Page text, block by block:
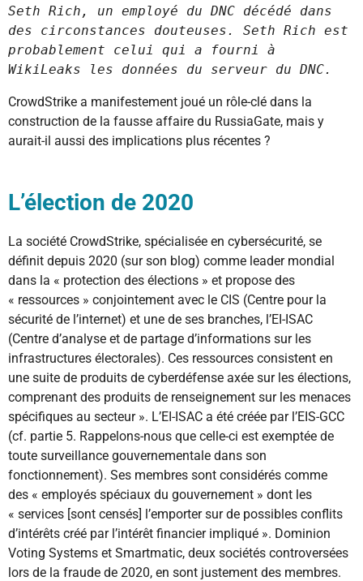
Seth Rich, un employé du DNC décédé dans
des circonstances douteuses. Seth Rich est
probablement celui qui a fourni à
WikiLeaks les données du serveur du DNC.
CrowdStrike a manifestement joué un rôle-clé dans la
construction de la fausse affaire du RussiaGate, mais y
aurait-il aussi des implications plus récentes ?
L’élection de 2020
La société CrowdStrike, spécialisée en cybersécurité, se
définit depuis 2020 (sur son blog) comme leader mondial
dans la « protection des élections » et propose des
« ressources » conjointement avec le CIS (Centre pour la
sécurité de l’internet) et une de ses branches, l’EI-ISAC
(Centre d’analyse et de partage d’informations sur les
infrastructures électorales). Ces ressources consistent en
une suite de produits de cyberdéfense axée sur les élections,
comprenant des produits de renseignement sur les menaces
spécifiques au secteur ». L’EI-ISAC a été créée par l’EIS-GCC
(cf. partie 5. Rappelons-nous que celle-ci est exemptée de
toute surveillance gouvernementale dans son
fonctionnement). Ses membres sont considérés comme
des « employés spéciaux du gouvernement » dont les
« services [sont censés] l’emporter sur de possibles conflits
d’intérêts créé par l’intérêt financier impliqué ». Dominion
Voting Systems et Smartmatic, deux sociétés controversées
lors de la fraude de 2020, en sont justement des membres.